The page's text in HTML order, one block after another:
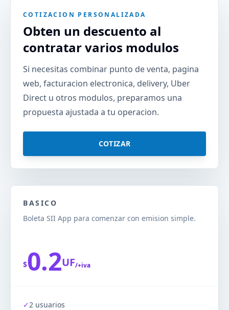
COTIZACION PERSONALIZADA
Obten un descuento al
contratar varios modulos
Si necesitas combinar punto de venta, pagina
web, facturacion electronica, delivery, Uber
Direct u otros modulos, preparamos una
propuesta ajustada a tu operacion.
COTIZAR
BASICO
Boleta SII App para comenzar con emision simple.
$0.2UF/+iva
✓2 usuarios